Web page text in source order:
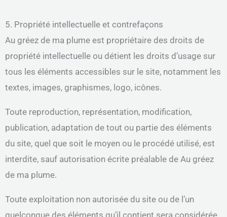
5. Propriété intellectuelle et contrefaçons
Au gréez de ma plume est propriétaire des droits de
propriété intellectuelle ou détient les droits d’usage sur
tous les éléments accessibles sur le site, notamment les
textes, images, graphismes, logo, icônes.
Toute reproduction, représentation, modification,
publication, adaptation de tout ou partie des éléments
du site, quel que soit le moyen ou le procédé utilisé, est
interdite, sauf autorisation écrite préalable de Au gréez
de ma plume.
Toute exploitation non autorisée du site ou de l’un